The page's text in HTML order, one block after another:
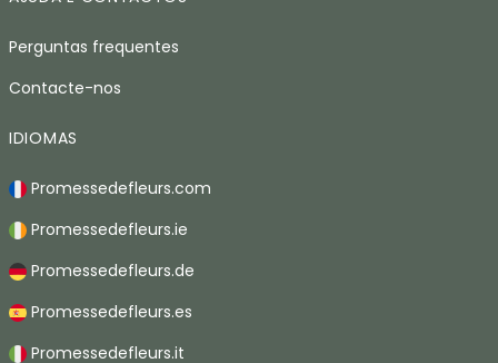
Perguntas frequentes
Contacte-nos
IDIOMAS
Promessedefleurs.com
Promessedefleurs.ie
Promessedefleurs.de
Promessedefleurs.es
Promessedefleurs.it